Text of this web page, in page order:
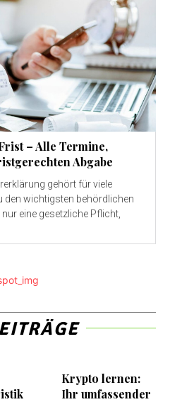
– Alle Termine,
Abgabe
gehört für viele
den wichtigsten behördlichen
eine gesetzliche Pflicht,
Krypto lernen:
Ihr umfassender